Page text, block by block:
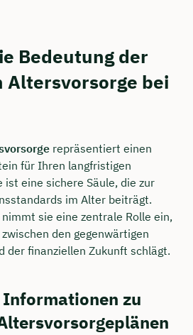
Bedeutung der
bei
repräsentiert einen
für Ihren langfristigen
ist eine sichere Säule, die zur
im Alter beiträgt.
sie eine zentrale Rolle ein,
den gegenwärtigen
der finanziellen Zukunft schlägt.
zu